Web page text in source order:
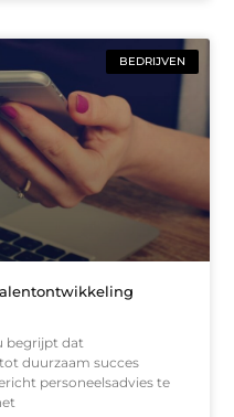
BEDRIJVEN
begrijpt dat
duurzaam succes
personeelsadvies te